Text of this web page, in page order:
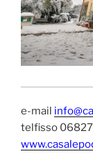
e-mail
telfisso